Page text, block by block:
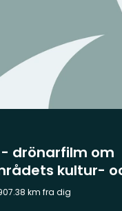
drönarfilm om
kultur-
km fra dig